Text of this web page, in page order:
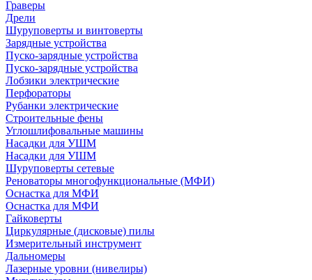
Граверы
Дрели
Шуруповерты и винтоверты
Зарядные устройства
Пуско-зарядные устройства
Пуско-зарядные устройства
Лобзики электрические
Перфораторы
Рубанки электрические
Строительные фены
Углошлифовальные машины
Насадки для УШМ
Насадки для УШМ
Шуруповерты сетевые
Реноваторы многофункциональные (МФИ)
Оснастка для МФИ
Оснастка для МФИ
Гайковерты
Циркулярные (дисковые) пилы
Измерительный инструмент
Дальномеры
Лазерные уровни (нивелиры)